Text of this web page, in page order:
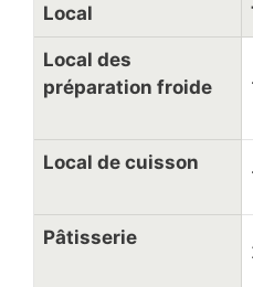
Local
Local des
préparation froide
Local de cuisson
Pâtisserie